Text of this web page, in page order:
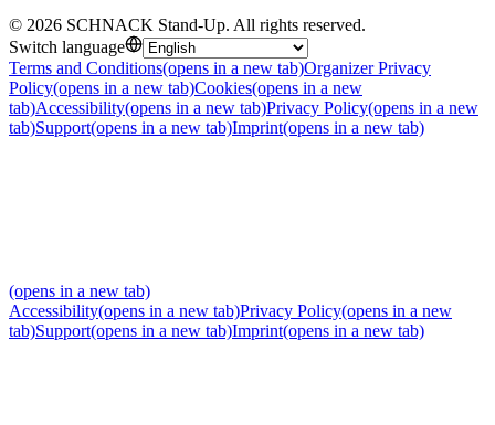
© 2026 SCHNACK Stand-Up. All rights reserved.
Switch language
Terms and Conditions(opens in a new tab)Organizer Privacy
Policy(opens in a new tab)Cookies(opens in a new
tab)Accessibility(opens in a new tab)Privacy Policy(opens in a new
tab)Support(opens in a new tab)Imprint(opens in a new tab)
(opens in a new tab)
Accessibility(opens in a new tab)Privacy Policy(opens in a new
tab)Support(opens in a new tab)Imprint(opens in a new tab)